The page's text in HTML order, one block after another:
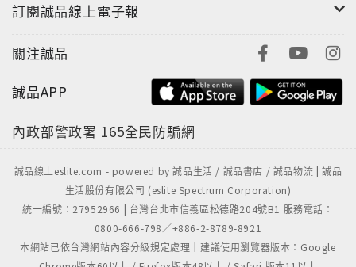
訂閱誠品線上電子報
關注誠品
誠品APP
內政部警政署 165全民防騙網
誠品線上eslite.com - powered by 誠品生活 / 誠品書店 / 誠品物流 | 誠品
生活股份有限公司 (eslite Spectrum Corporation)
統一編號：27952966 | 台灣台北市信義區松德路204號B1 服務電話：
0800-666-798／+886-2-8789-8921
本網站已依台灣網站內容分級規定處理｜建議使用瀏覽器版本：Google